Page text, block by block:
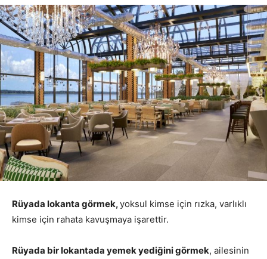
Rüyada lokanta görmek,yoksul kimse için rızka, varlıklı
kimse için rahata kavuşmaya işarettir.
Rüyada bir lokantada yemek yediğini görmek, ailesinin